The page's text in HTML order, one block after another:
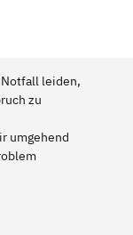
leiden,
zu
umgehend